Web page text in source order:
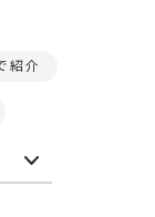
紹介